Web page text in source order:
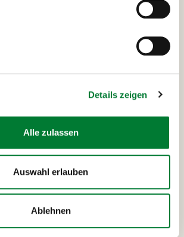
Details zeigen
Alle zulassen
Auswahl erlauben
Ablehnen